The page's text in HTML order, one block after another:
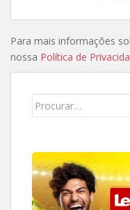
Para mais informações
nossa Política de
Search